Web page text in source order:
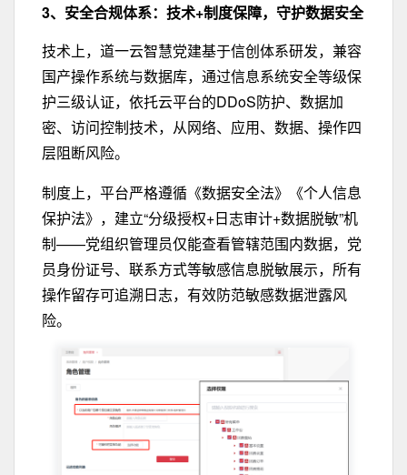
3、安全合规体系： 技术+制度保障，守护数据安全
技术上，道一云智慧党建基于信创体系研发，兼容
国产操作系统与数据库，通过信息系统安全等级保
护三级认证，依托云平台的DDoS防护、数据加
密、访问控制技术，从网络、应用、数据、操作四
层阻断风险。
制度上，平台严格遵循《数据安全法》《个人信息
保护法》，建立“分级授权+日志审计+数据脱敏”机
制——党组织管理员仅能查看管辖范围内数据，党
员身份证号、联系方式等敏感信息脱敏展示，所有
操作留存可追溯日志，有效防范敏感数据泄露风
险。